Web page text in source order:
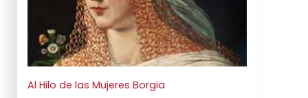
Al Hilo de las Mujeres Borgia